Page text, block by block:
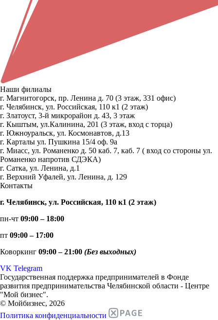
Наши филиалы
г. Магнитогорск, пр. Ленина д. 70 (3 этаж, 331 офис)
г. Челябинск, ул. Российская, 110 к1 (2 этаж)
г. Златоуст, 3-й микрорайон д. 43, 3 этаж
г. Кыштым, ул.Калинина, 201 (3 этаж, вход с торца)
г. Южноуральск, ул. Космонавтов, д.13
г. Карталы ул. Пушкина 15/4 оф. 9а
г. Миасс, ул. Романенко д. 50 каб. 7, каб. 7 ( вход со стороны ул.
Романенко напротив СДЭКА)
г. Сатка, ул. Ленина, д.1
г. Верхний Уфалей, ул. Ленина, д. 129
Контакты
г. Челябинск, ул. Российская, 110 к1 (2 этаж)
пн-чт 09:00 – 18:00
пт 09:00 – 17:00
Коворкинг 09:00 – 21:00 (Без выходных)
VK Telegram
Государственная поддержка предпринимателей в Фонде
развития предпринимательства Челябинской области - Центре
"Мой бизнес".
© Мойбизнес, 2026
Политика конфиденциальности